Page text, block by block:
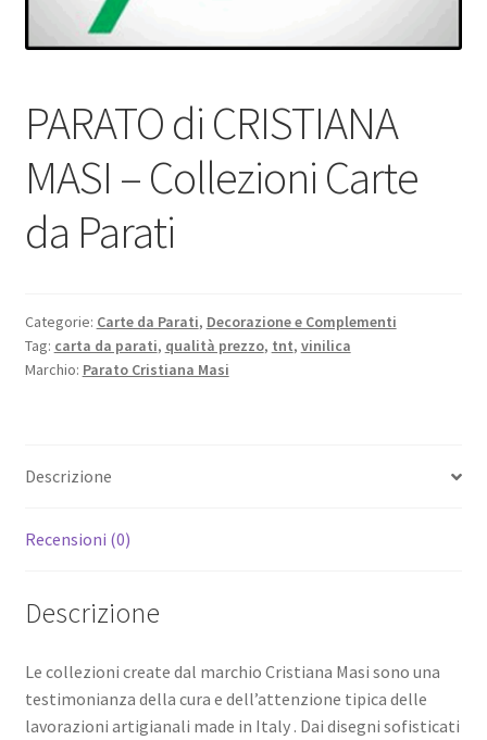
PARATO di CRISTIANA
MASI – Collezioni Carte
da Parati
Categorie: Carte da Parati, Decorazione e Complementi
Tag: carta da parati, qualità prezzo, tnt, vinilica
Marchio: Parato Cristiana Masi
Descrizione
Recensioni (0)
Descrizione
Le collezioni create dal marchio Cristiana Masi sono una
testimonianza della cura e dell’attenzione tipica delle
lavorazioni artigianali made in Italy . Dai disegni sofisticati